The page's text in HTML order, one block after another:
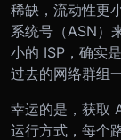
稀缺，流动性更
系统号（ASN）
小的 ISP，确实
过去的网络群组
幸运的是，获取
运行方式，每个